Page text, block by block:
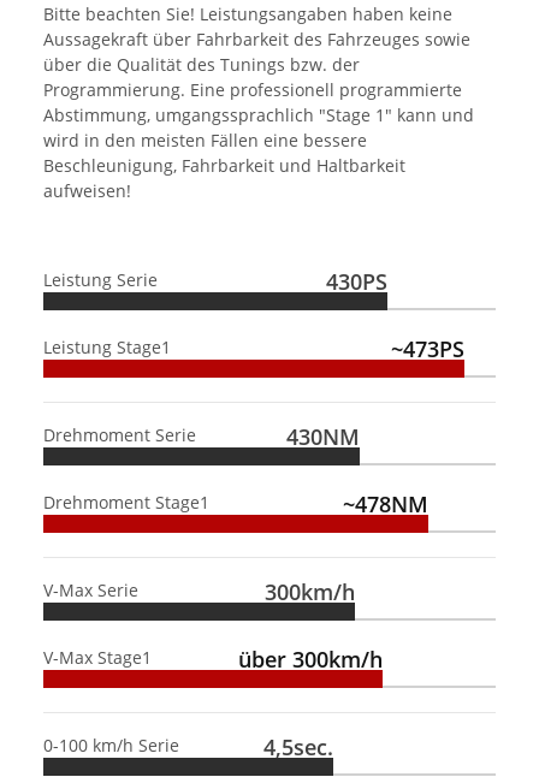
Bitte beachten Sie! Leistungsangaben haben keine
Aussagekraft über Fahrbarkeit des Fahrzeuges sowie
über die Qualität des Tunings bzw. der
Programmierung. Eine professionell programmierte
Abstimmung, umgangssprachlich "Stage 1" kann und
wird in den meisten Fällen eine bessere
Beschleunigung, Fahrbarkeit und Haltbarkeit
aufweisen!
Leistung Serie 430PS
Leistung Stage1 ~473PS
Drehmoment Serie 430NM
Drehmoment Stage1 ~478NM
V-Max Serie 300km/h
V-Max Stage1 über 300km/h
0-100 km/h Serie 4,5sec.